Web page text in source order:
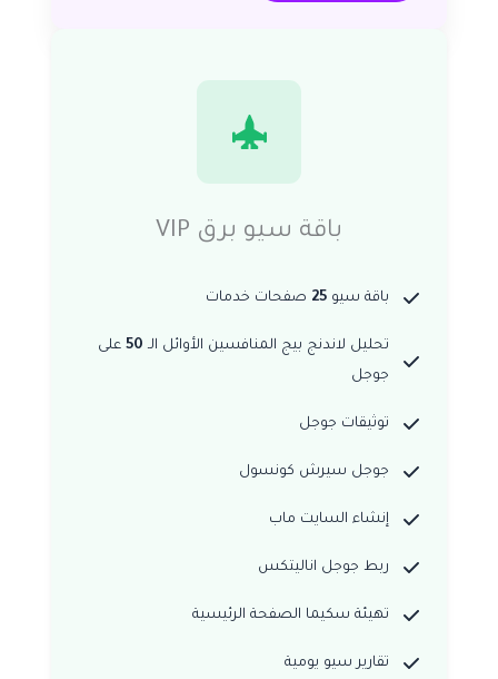
باقة سيو برق VIP
باقة سيو 25 صفحات خدمات
تحليل لاندنج بيج المنافسين الأوائل الـ 50 على
جوجل
توثيقات جوجل
جوجل سيرش كونسول
إنشاء السايت ماب
ربط جوجل اناليتكس
تهيئة سكيما الصفحة الرئيسية
تقارير سيو يومية